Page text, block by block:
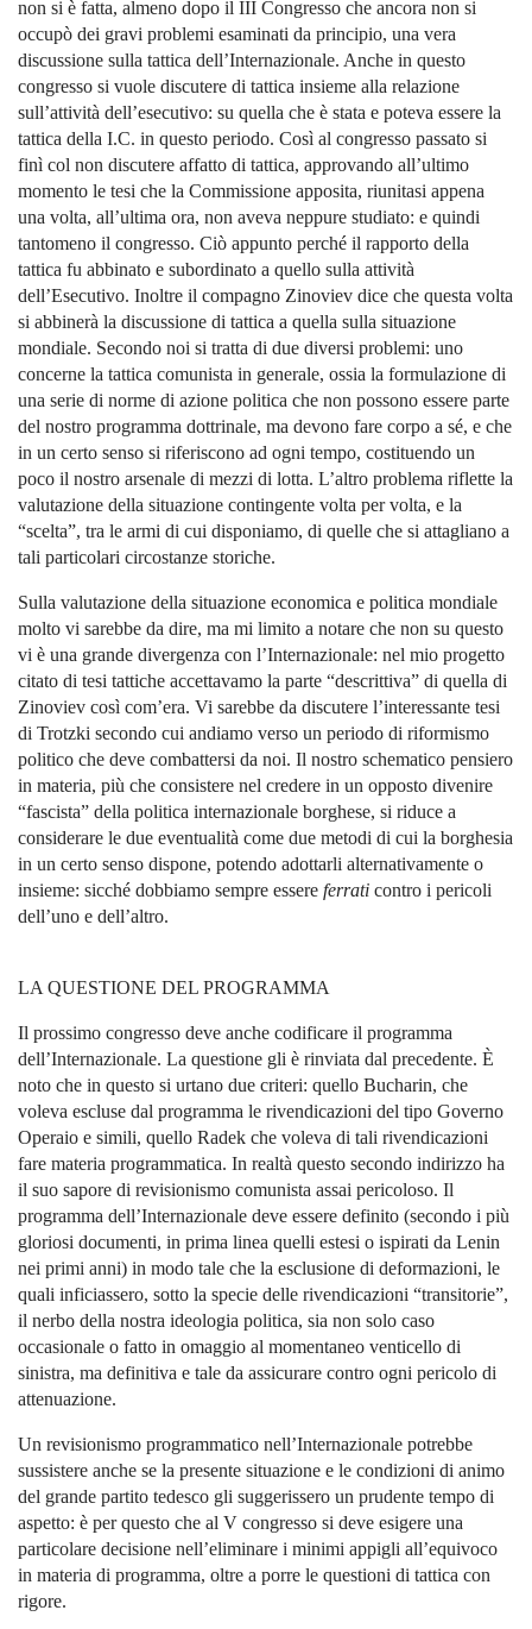
non si è fatta, almeno dopo il III Congresso che ancora non si
occupò dei gravi problemi esaminati da principio, una vera
discussione sulla tattica dell’Internazionale. Anche in questo
congresso si vuole discutere di tattica insieme alla relazione
sull’attività dell’esecutivo: su quella che è stata e poteva essere la
tattica della I.C. in questo periodo. Così al congresso passato si
finì col non discutere affatto di tattica, approvando all’ultimo
momento le tesi che la Commissione apposita, riunitasi appena
una volta, all’ultima ora, non aveva neppure studiato: e quindi
tantomeno il congresso. Ciò appunto perché il rapporto della
tattica fu abbinato e subordinato a quello sulla attività
dell’Esecutivo. Inoltre il compagno Zinoviev dice che questa volta
si abbinerà la discussione di tattica a quella sulla situazione
mondiale. Secondo noi si tratta di due diversi problemi: uno
concerne la tattica comunista in generale, ossia la formulazione di
una serie di norme di azione politica che non possono essere parte
del nostro programma dottrinale, ma devono fare corpo a sé, e che
in un certo senso si riferiscono ad ogni tempo, costituendo un
poco il nostro arsenale di mezzi di lotta. L’altro problema riflette la
valutazione della situazione contingente volta per volta, e la
“scelta”, tra le armi di cui disponiamo, di quelle che si attagliano a
tali particolari circostanze storiche.
Sulla valutazione della situazione economica e politica mondiale
molto vi sarebbe da dire, ma mi limito a notare che non su questo
vi è una grande divergenza con l’Internazionale: nel mio progetto
citato di tesi tattiche accettavamo la parte “descrittiva” di quella di
Zinoviev così com’era. Vi sarebbe da discutere l’interessante tesi
di Trotzki secondo cui andiamo verso un periodo di riformismo
politico che deve combattersi da noi. Il nostro schematico pensiero
in materia, più che consistere nel credere in un opposto divenire
“fascista” della politica internazionale borghese, si riduce a
considerare le due eventualità come due metodi di cui la borghesia
in un certo senso dispone, potendo adottarli alternativamente o
insieme: sicché dobbiamo sempre essere ferrati contro i pericoli
dell’uno e dell’altro.
LA QUESTIONE DEL PROGRAMMA
Il prossimo congresso deve anche codificare il programma
dell’Internazionale. La questione gli è rinviata dal precedente. È
noto che in questo si urtano due criteri: quello Bucharin, che
voleva escluse dal programma le rivendicazioni del tipo Governo
Operaio e simili, quello Radek che voleva di tali rivendicazioni
fare materia programmatica. In realtà questo secondo indirizzo ha
il suo sapore di revisionismo comunista assai pericoloso. Il
programma dell’Internazionale deve essere definito (secondo i più
gloriosi documenti, in prima linea quelli estesi o ispirati da Lenin
nei primi anni) in modo tale che la esclusione di deformazioni, le
quali inficiassero, sotto la specie delle rivendicazioni “transitorie”,
il nerbo della nostra ideologia politica, sia non solo caso
occasionale o fatto in omaggio al momentaneo venticello di
sinistra, ma definitiva e tale da assicurare contro ogni pericolo di
attenuazione.
Un revisionismo programmatico nell’Internazionale potrebbe
sussistere anche se la presente situazione e le condizioni di animo
del grande partito tedesco gli suggerissero un prudente tempo di
aspetto: è per questo che al V congresso si deve esigere una
particolare decisione nell’eliminare i minimi appigli all’equivoco
in materia di programma, oltre a porre le questioni di tattica con
rigore.